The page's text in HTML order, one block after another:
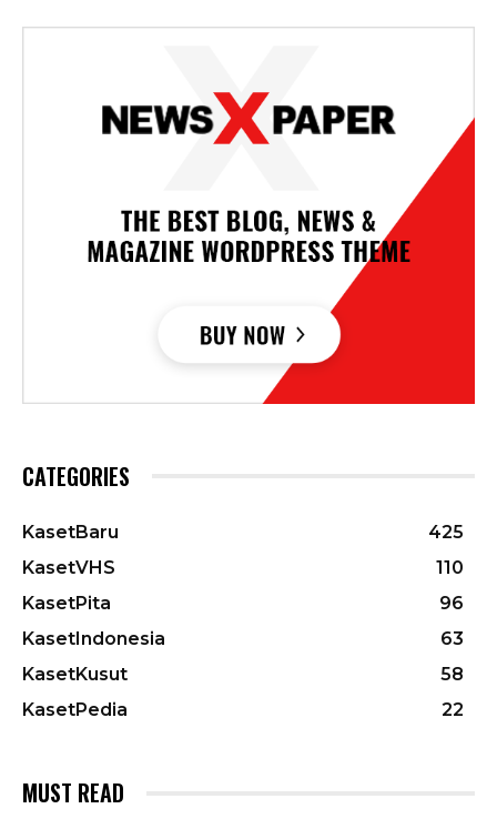
CATEGORIES
KasetBaru
425
KasetVHS
110
KasetPita
96
KasetIndonesia
63
KasetKusut
58
KasetPedia
22
MUST READ